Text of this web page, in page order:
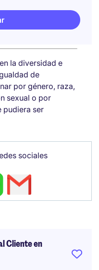
la diversidad e
de
por género, raza,
sexual o por
pudiera ser
sociales
Cliente en